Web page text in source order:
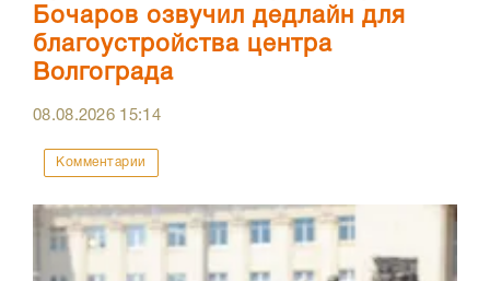
Бочаров озвучил дедлайн для
благоустройства центра
Волгограда
08.08.2026 15:14
Комментарии